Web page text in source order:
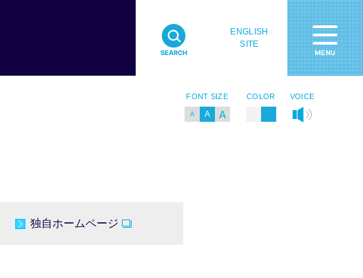
SEARCH
ENGLISH
SITE
MENU
MENU
FONT SIZE
A A A
COLOR VOICE
独自ホームページ